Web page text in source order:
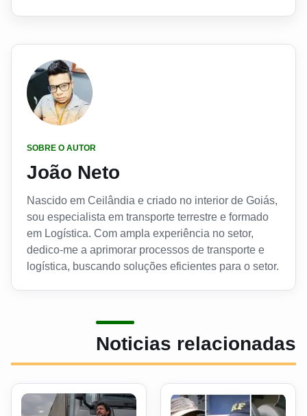
SOBRE O AUTOR
João Neto
Nascido em Ceilândia e criado no interior de Goiás,
sou especialista em transporte terrestre e formado
em Logística. Com ampla experiência no setor,
dedico-me a aprimorar processos de transporte e
logística, buscando soluções eficientes para o setor.
Noticias relacionadas